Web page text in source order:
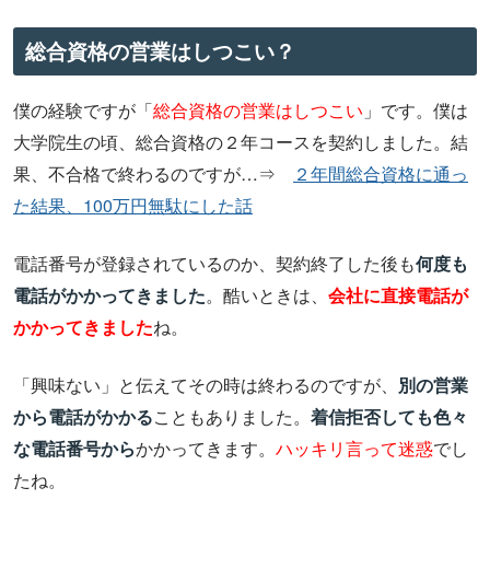
総合資格の営業はしつこい？
僕の経験ですが「総合資格の営業はしつこい 」です。僕は
大学院生の頃、総合資格の２年コースを契約しました。結
果、不合格で終わるのですが…⇒
２年間総合資格に通っ
た結果、100万円無駄にした話
電話番号が登録されているのか、契約終了した後も何度も
電話がかかってきました。酷いときは、 会社に直接電話が
かかってきましたね。
「興味ない」と伝えてその時は終わるのですが、 別の営業
から電話がかかることもありました。 着信拒否しても色々
な電話番号からかかってきます。 ハッキリ言って迷惑でし
たね。